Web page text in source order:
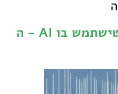
ה - AI לא יחליף אותך, אבל מי שישתמש בו